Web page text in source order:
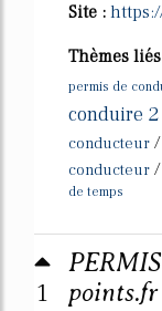
Site :
Thèmes
permis de
conduire 2
conducteur /
conducteur /
de temps
1
points.fr